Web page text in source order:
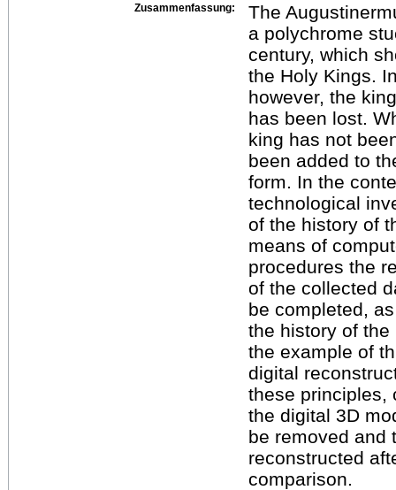
Zusammenfassung:
The
a polychrome
century, which
the Holy Kings.
however, the
has been lost.
king has not
been added to
form. In the
technological
of the history of
means of
procedures the
of the collected
be completed,
the history of
the example of
digital
these principles,
the digital 3D
be removed and
reconstructed
comparison.